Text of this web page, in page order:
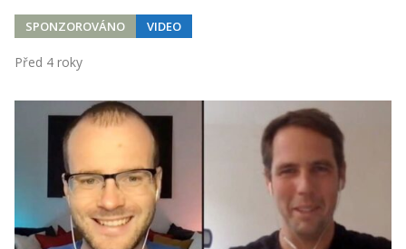
SPONZOROVÁNO VIDEO
Před 4 roky